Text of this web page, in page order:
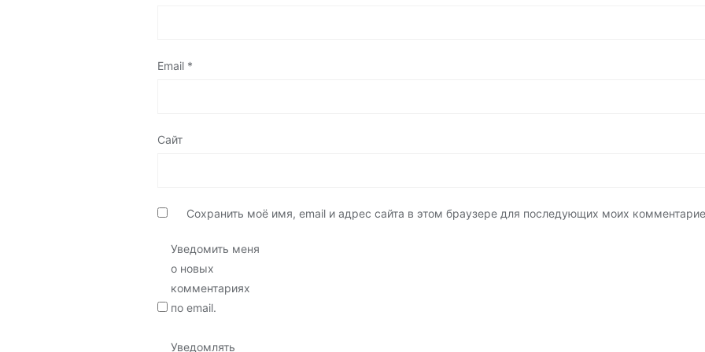
Email *
Сайт
Сохранить моё имя, email и адрес сайта в этом браузере для последующих моих
Уведомить меня
о новых
комментариях
по email.
Уведомлять